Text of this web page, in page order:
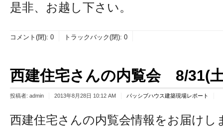
是非、お越し下さい。
コメント(閉): 0 トラックバック(閉): 0
西建住宅さんの内覧会 8/31(
投稿者: admin 2013年8月28日 10:12 AM パッシブハウス建築現場レポート
西建住宅さんの内覧会情報をお届けし